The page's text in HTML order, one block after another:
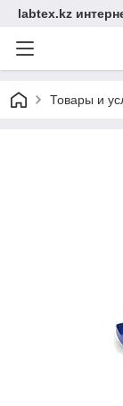
labtex.kz
Товары и